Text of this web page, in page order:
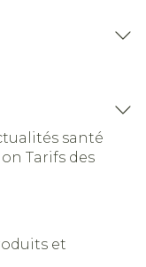
santé
Tarifs des
et